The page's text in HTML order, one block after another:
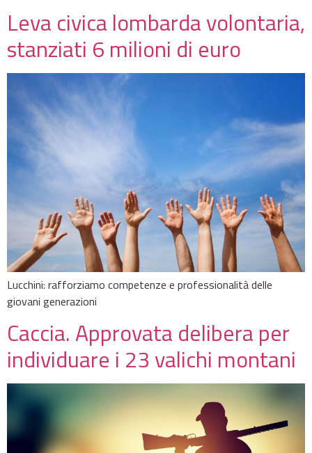
Leva civica lombarda volontaria,
stanziati 6 milioni di euro
Lucchini: rafforziamo competenze e professionalità delle
giovani generazioni
Caccia. Approvata delibera per
individuare i 23 valichi montani